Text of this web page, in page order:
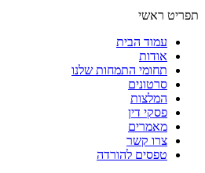
תפריט ראשי
עמוד הבית
אודות
תחומי התמחות שלנו
סרטונים
המלצות
פסקי דין
מאמרים
צרו קשר
טפסים להורדה